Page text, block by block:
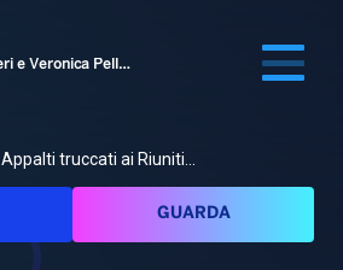
Alan Palmieri e Veronica Pellegrino
Cerca
Appalti truccati ai Riuniti...
GUARDA